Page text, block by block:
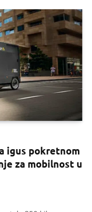
igus pokretnom
za mobilnost u